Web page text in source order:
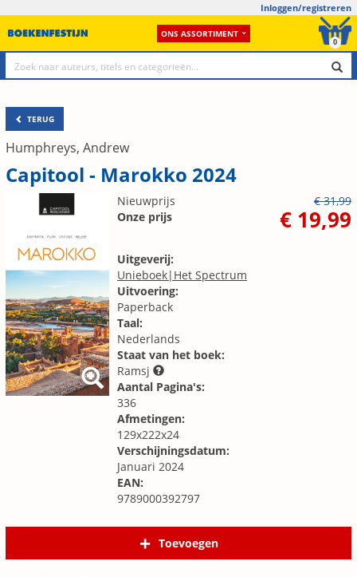
Inloggen/registreren
ONS ASSORTIMENT
0
TERUG
Humphreys, Andrew
Capitool - Marokko 2024
Nieuwprijs
€ 31,99
Onze prijs
€ 19,99
Uitgeverij:
Unieboek|Het Spectrum
Uitvoering:
Paperback
Taal:
Nederlands
Staat van het boek:
Ramsj
Aantal Pagina's:
336
Afmetingen:
129x222x24
Verschijningsdatum:
Januari 2024
EAN:
9789000392797
Toevoegen